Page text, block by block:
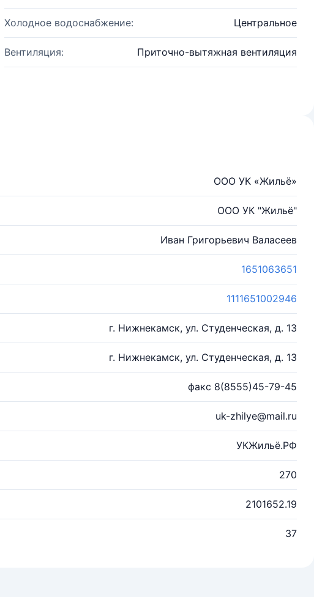
Холодное водоснабжение: Центральное
Вентиляция: Приточно-вытяжная вентиляция
ООО УК «Жильё»
ООО УК "Жильё"
Иван Григорьевич Валасеев
1651063651
1111651002946
г. Нижнекамск, ул. Студенческая, д. 13
г. Нижнекамск, ул. Студенческая, д. 13
факс 8(8555)45-79-45
uk-zhilye@mail.ru
УКЖильё.РФ
270
2101652.19
37